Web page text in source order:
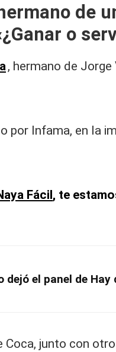
de
o
, hermano de
por Infama, en la
Fácil, te
dejó el panel de
junto con